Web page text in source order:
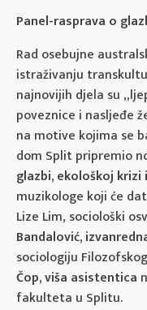
Panel-rasprava o
Rad osebujne
istraživanju
najnovijih djela su
poveznice i nasljeđe
na motive kojima se
dom Split pripremio
glazbi, ekološkoj krizi
muzikologe koji će
Lize Lim, sociološki
Bandalović,
sociologiju
Čop,viša asistentica
fakulteta u Splitu.